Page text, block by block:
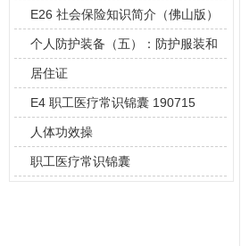
E26 社会保险知识简介（佛山版）
19
个人防护装备（五）：防护服装和
鞋子
居住证
E4 职工医疗常识锦囊 190715
人体功效操
职工医疗常识锦囊